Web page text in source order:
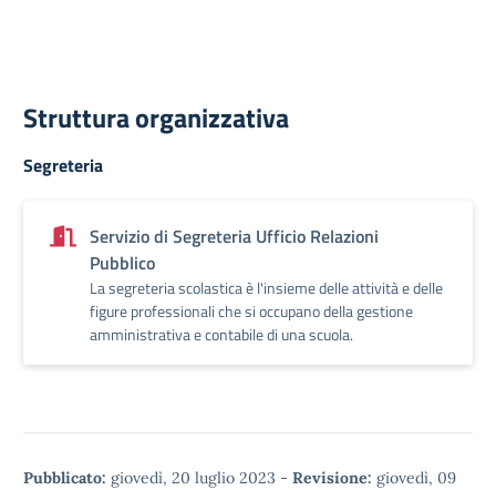
Struttura organizzativa
Segreteria
Servizio di Segreteria Ufficio Relazioni
Pubblico
La segreteria scolastica è l'insieme delle attività e delle
figure professionali che si occupano della gestione
amministrativa e contabile di una scuola.
Pubblicato: giovedì, 20 luglio 2023 - Revisione: giovedì, 09